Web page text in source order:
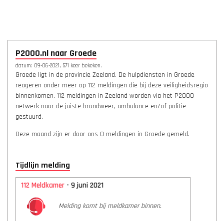
P2000.nl naar Groede
datum: 09-06-2021, 571 keer bekeken.
Groede ligt in de provincie Zeeland. De hulpdiensten in Groede
reageren onder meer op 112 meldingen die bij deze veiligheidsregio
binnenkomen. 112 meldingen in Zeeland worden via het P2000
netwerk naar de juiste brandweer, ambulance en/of politie
gestuurd.
Deze maand zijn er door ons 0 meldingen in Groede gemeld.
Tijdlijn melding
112 Meldkamer - 9 juni 2021
Melding komt bij meldkamer binnen.